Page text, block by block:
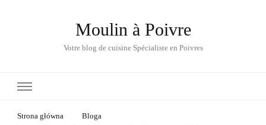
Moulin à Poivre
Votre blog de cuisine Spécialiste en Poivres
Strona główna
Bloga